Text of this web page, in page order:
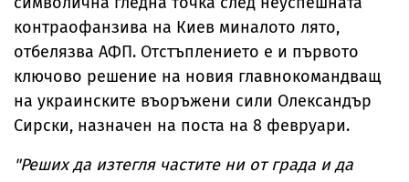
контраофанзива на Киев миналото лято,
отбелязва АФП. Отстъплението е и първото
ключово решение на новия главнокомандващ
на украинските въоръжени сили Олександър
Сирски, назначен на поста на 8 февруари.
"Реших да изтегля частите ни от града и да